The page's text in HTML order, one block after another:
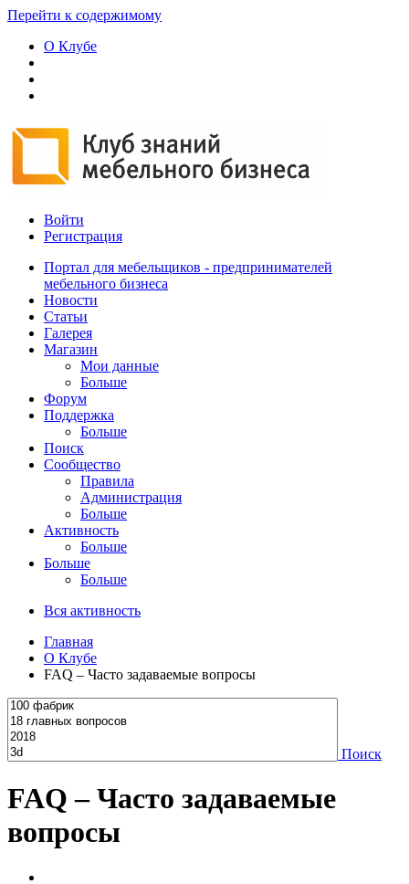
Перейти к содержимому
О Клубе
Войти
Регистрация
Портал для мебельщиков - предпринимателей
мебельного бизнеса
Новости
Статьи
Галерея
Магазин
Мои данные
Больше
Форум
Поддержка
Больше
Поиск
Сообщество
Правила
Администрация
Больше
Активность
Больше
Больше
Больше
Вся активность
Главная
О Клубе
FAQ – Часто задаваемые вопросы
Поиск
FAQ – Часто задаваемые
вопросы